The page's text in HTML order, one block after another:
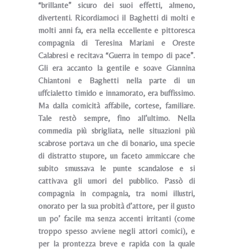
“brillante” sicuro dei suoi effetti, almeno,
divertenti. Ricordiamoci il Baghetti di molti e
molti anni fa, era nella eccellente e pittoresca
compagnia di Teresina Mariani e Oreste
Calabresi e recitava “Guerra in tempo di pace”.
Gli era accanto la gentile e soave Giannina
Chiantoni e Baghetti nella parte di un
uffcialetto timido e innamorato, era buffissimo.
Ma dalla comicità affabile, cortese, familiare.
Tale restò sempre, fino all’ultimo. Nella
commedia più sbrigliata, nelle situazioni più
scabrose portava un che di bonario, una specie
di distratto stupore, un faceto ammiccare che
subito smussava le punte scandalose e si
cattivava gli umori del pubblico. Passò di
compagnia in compagnia, tra nomi illustri,
onorato per la sua probità d’attore, per il gusto
un po’ facile ma senza accenti irritanti (come
troppo spesso avviene negli attori comici), e
per la prontezza breve e rapida con la quale